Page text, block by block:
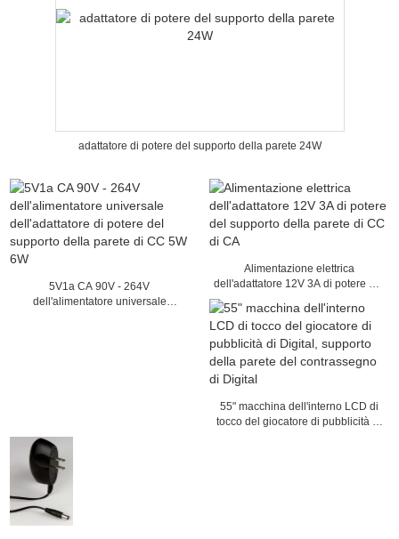
adattatore di potere del supporto della parete 24W
5V1a CA 90V - 264V
dell'alimentatore universale
Alimentazione elettrica
dell'adattatore 12V 3A di potere del
supporto della parete di CC di CA
55" macchina dell'interno LCD di
tocco del giocatore di pubblicità di